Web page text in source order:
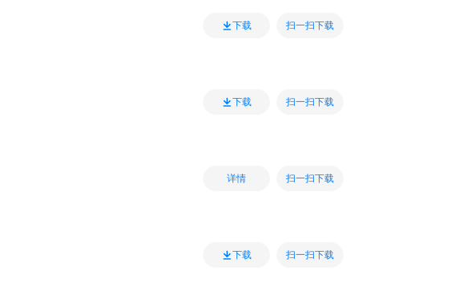
下载 扫一扫下载
下载 扫一扫下载
详情 扫一扫下载
下载 扫一扫下载